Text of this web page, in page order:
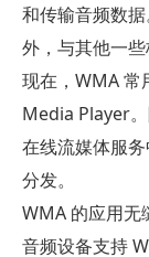
和传输音频数
外，与其他一
现在，WMA
Media Player
在线流媒体服
分发。
WMA 的应用无
音频设备支持